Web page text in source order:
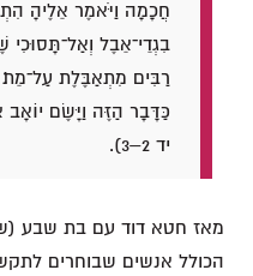
חֲכָמָה וַיֹּאמֶר אֵלֶיהָ
בִגְדֵי־אֵבֶל
רַבִּים מִתְאַבֶּלֶת
כַּדָּבָר הַזֶּה וַיָּשֶׂם
יד 2–3).
מאז חטא דוד עם בת שבע
הכולל אנשים שבוחרים